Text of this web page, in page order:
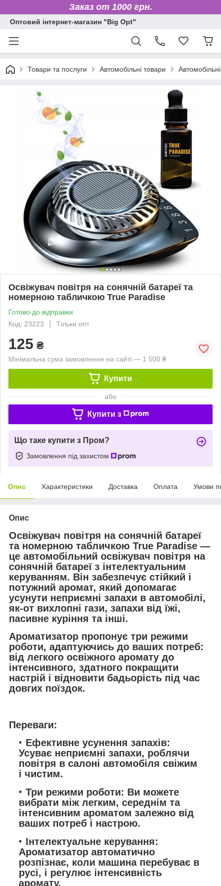
Заказ от 1000 грн.
Оптовий інтернет-магазин "Big Opt"
Товари та послуги Автомобільні товари
Освіжувач повітря на сонячній батареї та
номерною табличкою True Paradise
Готово до відправки
Код: 23223
Тільки опт
125 ₴
Мінімальна сума замовлення на сайті — 1 500 ₴
Купити
або
Купити з
Що таке купити з Пром?
Замовлення під захистом
Опис Характеристики Доставка Оплата Умови
Опис
Освіжувач повітря на сонячній батареї
та номерною табличкою True Paradise —
це автомобільний освіжувач повітря на
сонячній батареї з інтелектуальним
керуванням. Він забезпечує стійкий і
потужний аромат, який допомагає
усунути неприємні запахи в автомобілі,
як-от вихлопні гази, запахи від їжі,
пасивне куріння та інші.
Ароматизатор пропонує три режими
роботи, адаптуючись до ваших потреб:
від легкого освіжного аромату до
інтенсивного, здатного покращити
настрій і відновити бадьорість під час
довгих поїздок.
Переваги:
Ефективне усунення запахів:
Усуває неприємні запахи, роблячи
повітря в салоні автомобіля свіжим
і чистим.
Три режими роботи: Ви можете
вибрати між легким, середнім та
інтенсивним ароматом залежно від
ваших потреб і настрою.
Інтелектуальне керування:
Ароматизатор автоматично
розпізнає, коли машина перебуває в
русі, і регулює інтенсивність
аромату.